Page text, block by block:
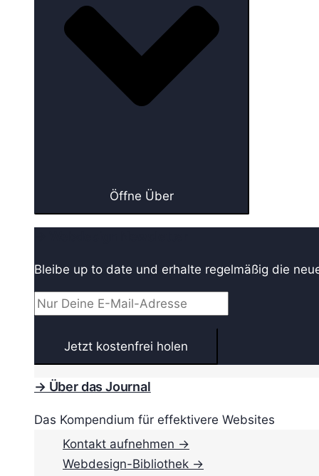
Öffne Über
Bleibe up to date und erhalte regelmäßig die
→ Über das Journal
Das Kompendium für effektivere Websites
Kontakt aufnehmen →
Webdesign-Bibliothek →